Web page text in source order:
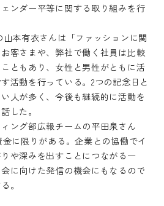
ンダー平等に関する取り組みを行
山本有衣さんは「ファッションに関
客さまや、弊社で働く社員は比較
ともあり、女性と男性がともに活
活動を行っている。2つの記念日と
人が多く、今後も継続的に活動を
した。
ング部広報チームの平田泉さん
に限りがある。企業との協働でイ
や深みを出すことにつながる一
に向けた発信の機会にもなるので
。